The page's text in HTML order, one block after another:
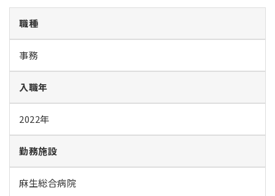
職種
事務
入職年
2022年
勤務施設
麻生総合病院